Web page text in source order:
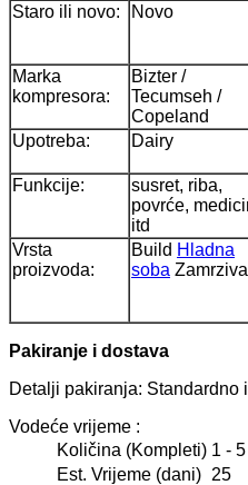
Staro ili novo: Novo
Marka
kompresora:
Bizter /
Tecumseh /
Copeland
Upotreba: Dairy
Funkcije:
susret, riba,
povrće,
itd
Vrsta
proizvoda:
Build Hladna
soba
Pakiranje i dostava
Detalji pakiranja: Standardno
Vodeće vrijeme :
Količina (Kompleti) 1 - 5
Est. Vrijeme (dani) 25